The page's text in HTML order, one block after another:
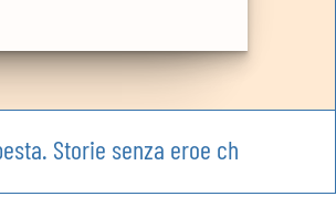
Storie senza eroe ch